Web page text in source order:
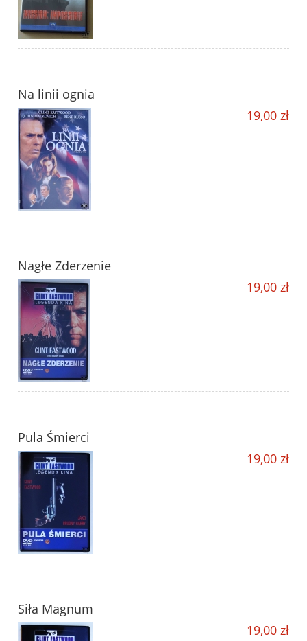
Na linii ognia
19,00 zł
Nagłe Zderzenie
19,00 zł
Pula Śmierci
19,00 zł
Siła Magnum
19,00 zł